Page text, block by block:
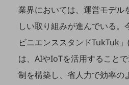
コミュニケーション・情報共有
マーケティング
業務効率化
災害対策
業界においては、運営モデル
しい取り組みが進んでいる。
ビニエンススタンドTukTuk
は、AIやIoTを活用すること
制を構築し、省人力で効率の